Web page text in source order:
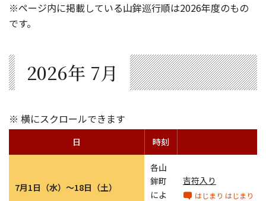
※ページ内に掲載している山鉾巡行順は2026年度のもの
です。
2026年 7月
※ 横にスクロールできます
日 時刻
7月1日（水）～18日（土）
各山
鉾町
によ
吉符入り
はじまり はじまり